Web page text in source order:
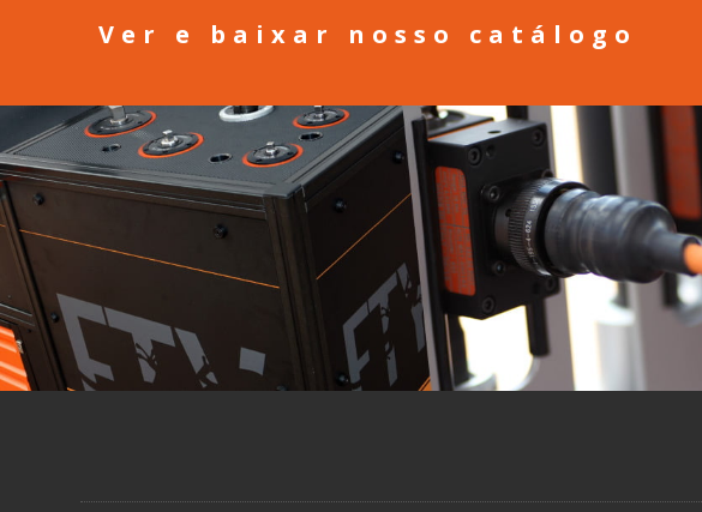
Ver e baixar nosso catálogo